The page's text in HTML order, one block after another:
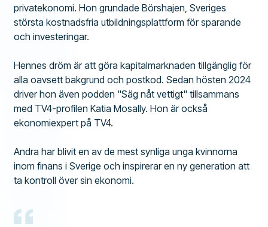
privatekonomi. Hon grundade Börshajen, Sveriges
största kostnadsfria utbildningsplattform för sparande
och investeringar.
Hennes dröm är att göra kapitalmarknaden tillgänglig för
alla oavsett bakgrund och postkod. Sedan hösten 2024
driver hon även podden "Säg nåt vettigt" tillsammans
med TV4-profilen Katia Mosally. Hon är också
ekonomiexpert på TV4.
Andra har blivit en av de mest synliga unga kvinnorna
inom finans i Sverige och inspirerar en ny generation att
ta kontroll över sin ekonomi.